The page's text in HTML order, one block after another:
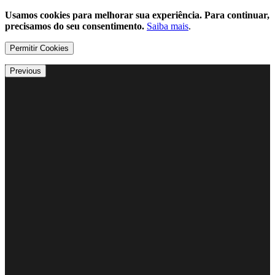
Usamos cookies para melhorar sua experiência. Para continuar,
precisamos do seu consentimento. Saiba mais.
Permitir Cookies
Previous